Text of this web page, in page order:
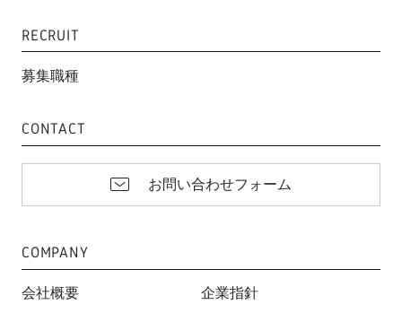
RECRUIT
募集職種
CONTACT
お問い合わせフォーム
COMPANY
会社概要
企業指針